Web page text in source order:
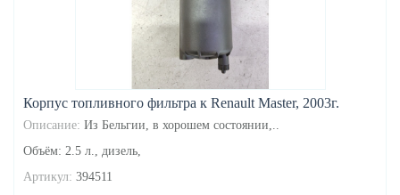
Корпус топливного фильтра к Renault Master, 2003г.
Описание: Из Бельгии, в хорошем состоянии,..
Объём: 2.5 л., дизель,
Артикул: 394511